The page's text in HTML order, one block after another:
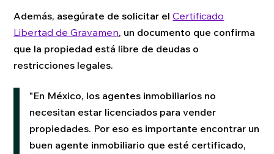
Además, asegúrate de solicitar el Certificado
Libertad de Gravamen, un documento que confirma
que la propiedad está libre de deudas o
restricciones legales.
"En México, los agentes inmobiliarios no
necesitan estar licenciados para vender
propiedades. Por eso es importante encontrar un
buen agente inmobiliario que esté certificado,